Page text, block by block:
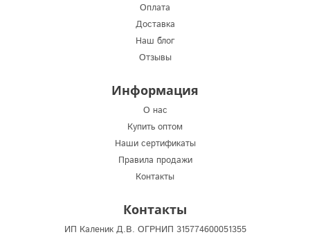
Оплата
Доставка
Наш блог
Отзывы
Информация
О нас
Купить оптом
Наши сертификаты
Правила продажи
Контакты
Контакты
ИП Каленик Д.В. ОГРНИП 315774600051355